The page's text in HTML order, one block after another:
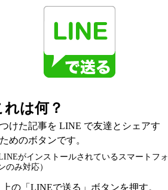
れは何？
けた記事を LINE で友達とシェアす
めのボタンです。
LINEがインストールされているスマートフォ
のみ対応）
上の「LINEで送る」ボタンを押す。